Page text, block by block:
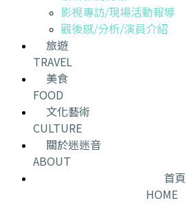
影視專訪/現場活動報導
觀後感/分析/演員介紹
旅遊
TRAVEL
美食
FOOD
文化藝術
CULTURE
關於迷迷音
ABOUT
首頁
HOME